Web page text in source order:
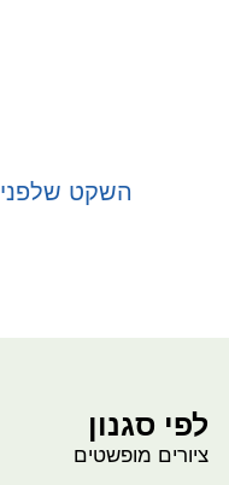
השקט שלפני
לפי סגנון
ציורים מופשטים